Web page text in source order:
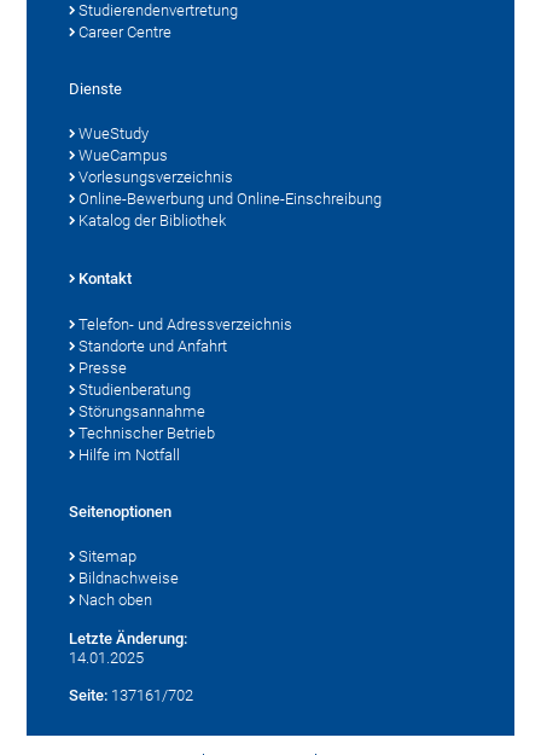
Studierendenvertretung
Career Centre
Dienste
WueStudy
WueCampus
Vorlesungsverzeichnis
Online-Bewerbung und Online-Einschreibung
Katalog der Bibliothek
Kontakt
Telefon- und Adressverzeichnis
Standorte und Anfahrt
Presse
Studienberatung
Störungsannahme
Technischer Betrieb
Hilfe im Notfall
Seitenoptionen
Sitemap
Bildnachweise
Nach oben
Letzte Änderung:
14.01.2025
Seite: 137161/702